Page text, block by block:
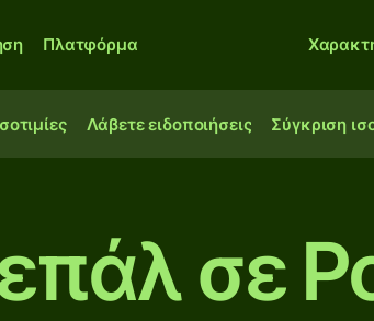
Πλατφόρμα
Λάβετε ειδοποιήσεις Σύγκριση
σε